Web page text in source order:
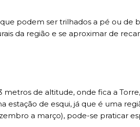
podem ser trilhados a pé ou de
da região e se aproximar de
metros de altitude, onde fica a
estação de esqui, já que é uma
a março), pode-se praticar